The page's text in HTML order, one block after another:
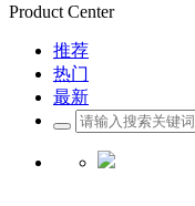
Product Center
推荐
热门
最新